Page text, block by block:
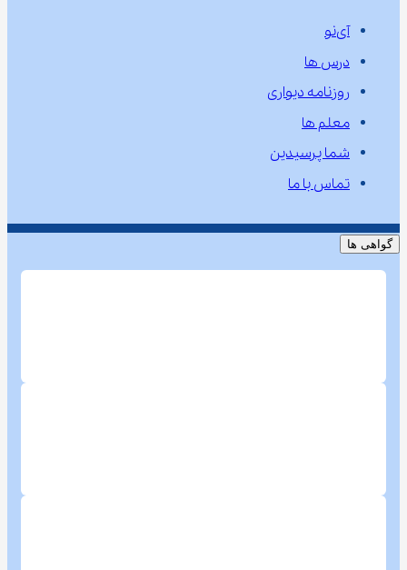
آی‌نو
درس ها
روزنامه دیواری
معلم ها
شما پرسیدین
تماس با ما
گواهی ها